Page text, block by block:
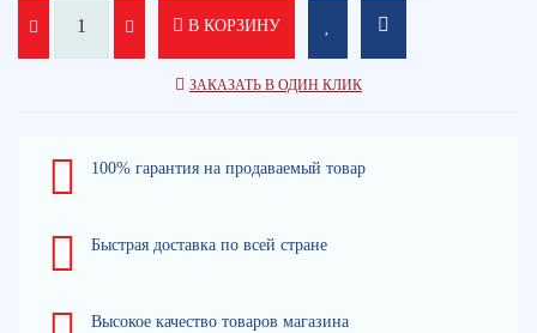
В КОРЗИНУ
ЗАКАЗАТЬ В ОДИН КЛИК
100% гарантия на продаваемый товар
Быстрая доставка по всей стране
Высокое качество товаров магазина